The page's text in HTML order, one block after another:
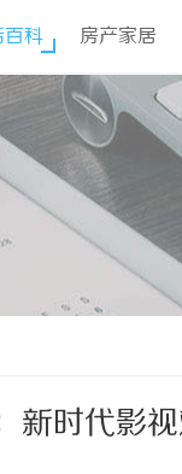
百科 房产家居
新时代影